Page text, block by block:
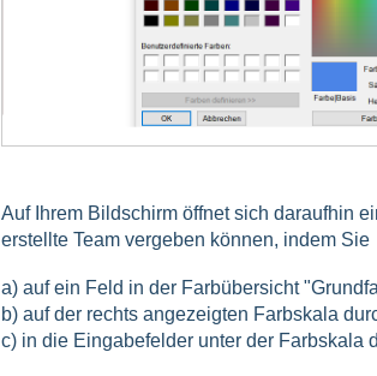
Auf Ihrem Bildschirm öffnet sich daraufhin
erstellte Team vergeben können, indem Sie
a) auf ein Feld in der Farbübersicht
b) auf der rechts angezeigten Farbskala
c) in die Eingabefelder unter der